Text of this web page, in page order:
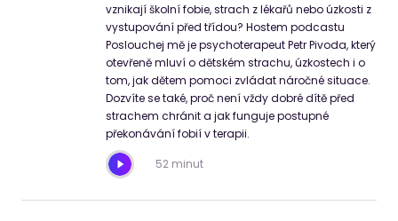
vznikají školní fobie, strach z lékařů nebo úzkosti z
vystupování před třídou? Hostem podcastu
Poslouchej mě je psychoterapeut Petr Pivoda, který
otevřeně mluví o dětském strachu, úzkostech i o
tom, jak dětem pomoci zvládat náročné situace.
Dozvíte se také, proč není vždy dobré dítě před
strachem chránit a jak funguje postupné
překonávání fobií v terapii.
52 minut